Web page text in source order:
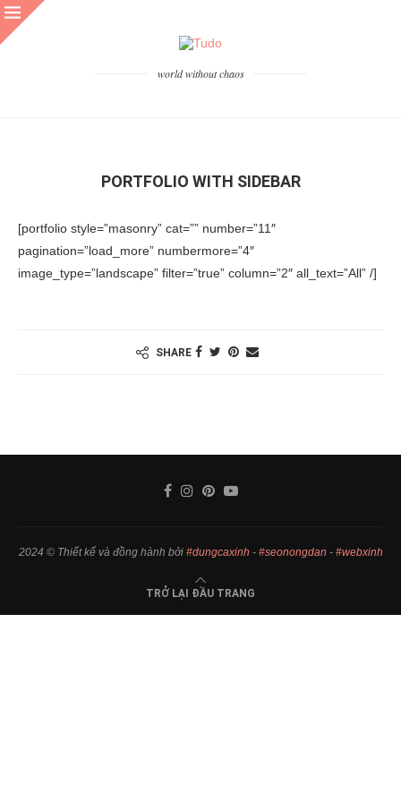
world without chaos
PORTFOLIO WITH SIDEBAR
[portfolio style=”masonry” cat=”” number=”11″
pagination=”load_more” numbermore=”4″
image_type=”landscape” filter=”true” column=”2″ all_text=”All” /]
SHARE
2024 © Thiết kế và đồng hành bởi #dungcaxinh - #seonongdan - #webxinh
TRỞ LẠI ĐẦU TRANG